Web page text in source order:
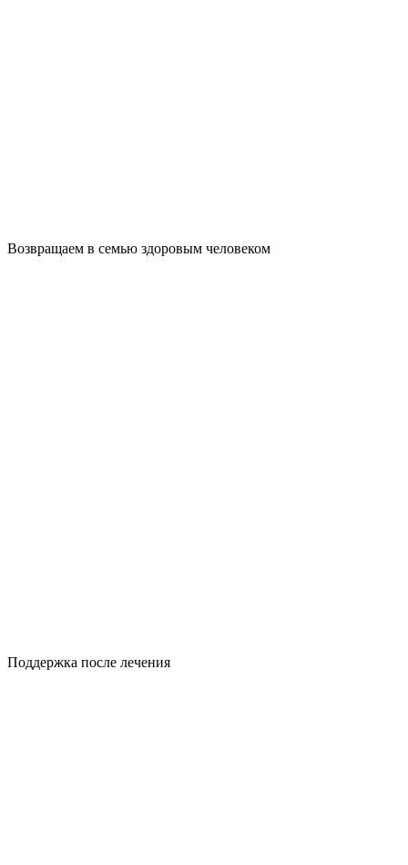
Возвращаем в семью здоровым человеком
Поддержка после лечения